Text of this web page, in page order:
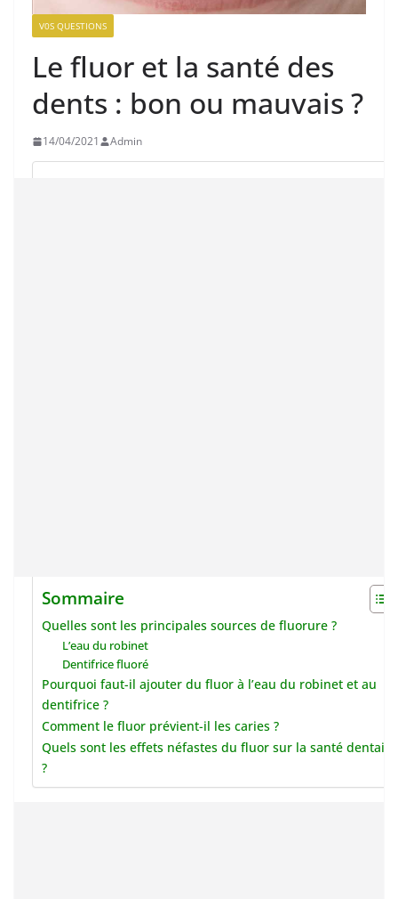
V0S QUESTIONS
Le fluor et la santé des
dents : bon ou mauvais ?
14/04/2021 Admin
Sommaire
Quelles sont les principales sources de fluorure ?
L’eau du robinet
Dentifrice fluoré
Pourquoi faut-il ajouter du fluor à l’eau du robinet et au
dentifrice ?
Comment le fluor prévient-il les caries ?
Quels sont les effets néfastes du fluor sur la santé dentaire
?